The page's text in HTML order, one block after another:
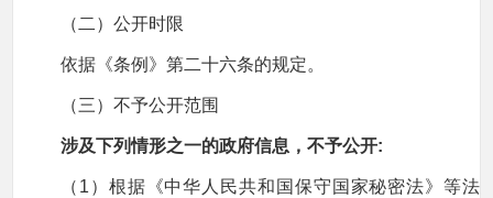
（二）公开时限
依据《条例》第二十六条的规定。
（三）不予公开范围
涉及下列情形之一的政府信息，不予公开:
（1）根据《中华人民共和国保守国家秘密法》等法